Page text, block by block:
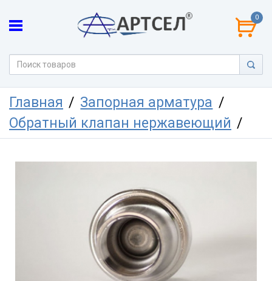
0
Главная
Запорная арматура
Обратный клапан нержавеющий